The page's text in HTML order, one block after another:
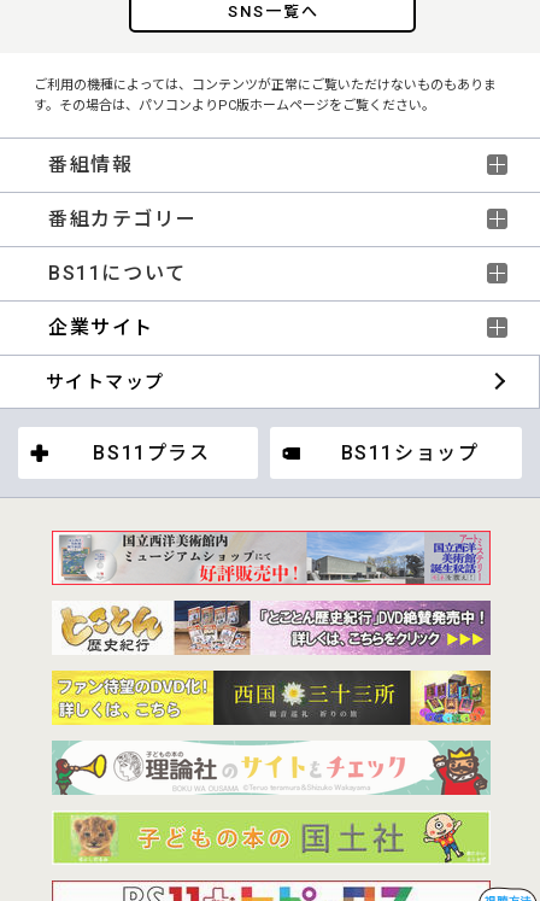
SNS一覧へ
ご利用の機種によっては、コンテンツが正常にご覧いただけないものもありま
す。その場合は、パソコンよりPC版ホームページをご覧ください。
番組情報
番組カテゴリー
BS11について
企業サイト
サイトマップ
BS11プラス BS11ショップ